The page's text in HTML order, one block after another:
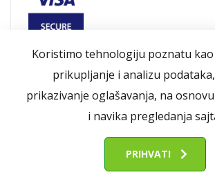
Opšti uslovi poslovanja
Politika
Kontakt
O nama
© 2026 | Sva prava zadržana od strane
Koristimo tehnologiju poznatu kao
prikupljanje i analizu
prikazivanje oglašavanja, na
i navika pregledanja
PRIHVATI